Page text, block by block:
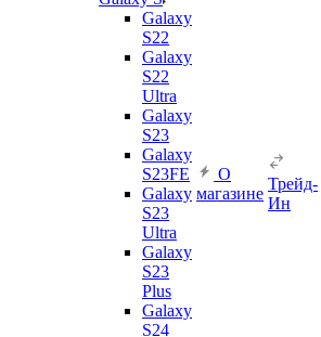
Galaxy
S22
Galaxy
S22
Ultra
Galaxy
S23
Galaxy
S23FE
Galaxy
S23
Ultra
Galaxy
S23
Plus
Galaxy
S24
О
магазине
Трейд-
Ин